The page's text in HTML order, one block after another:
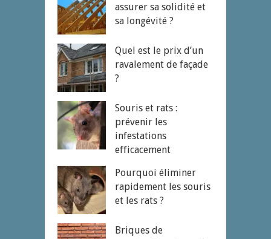
assurer sa solidité et
sa longévité ?
Quel est le prix d’un
ravalement de façade
?
Souris et rats :
prévenir les
infestations
efficacement
Pourquoi éliminer
rapidement les souris
et les rats ?
Briques de